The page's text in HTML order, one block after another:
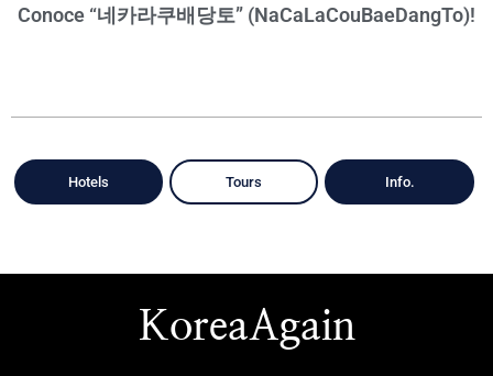
Conoce “네카라쿠배당토” (NaCaLaCouBaeDangTo)!
Hotels Tours Info.
KoreaAgain